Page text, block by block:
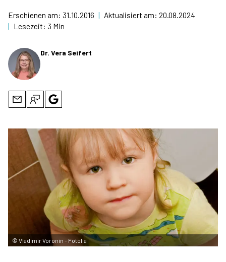
Erschienen am: 31.10.2016 | Aktualisiert am: 20.08.2024
| Lesezeit: 3 Min
Dr. Vera Seifert
© Vladimir Voronin - Fotolia